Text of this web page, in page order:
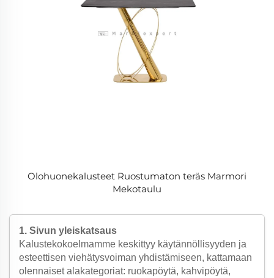
Olohuonekalusteet Ruostumaton teräs Marmori
Mekotaulu
1. Sivun yleiskatsaus
Kalustekokoelmamme keskittyy käytännöllisyyden ja
esteettisen viehätysvoiman yhdistämiseen, kattamaan
olennaiset alakategoriat: ruokapöytä, kahvipöytä,